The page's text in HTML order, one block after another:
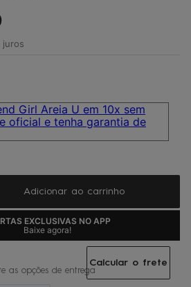
juros
Adicionar ao carrinho
EXCLUSIVAS NO APP
Baixe agora!
Calcular o frete